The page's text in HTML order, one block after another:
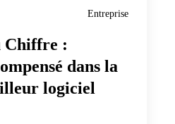
Entreprise
Chiffre :
dans la
logiciel